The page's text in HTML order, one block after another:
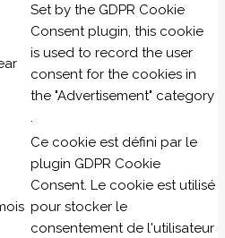
Set by the GDPR Cookie
Consent plugin, this cookie
is used to record the user
consent for the cookies in
the "Advertisement" category
.
Ce cookie est défini par le
plugin GDPR Cookie
Consent. Le cookie est utilisé
pour stocker le
consentement de l'utilisateur